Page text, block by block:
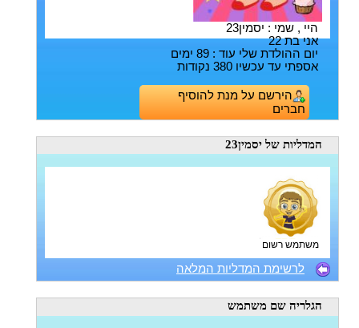
היי , שמי : יסמין23
אני בת 22
יום ההולדת שלי עוד : 89 ימים
אספתי עד עכשיו 380 נקודות
הירשם על מנת להוסיף
חברים
המדליות של יסמין23
משתמש רשום
לרשימת המדליות המלאה
הגלריה שם משתמש